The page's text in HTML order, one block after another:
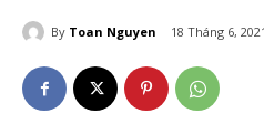
By Toan Nguyen 18 Tháng 6, 2021